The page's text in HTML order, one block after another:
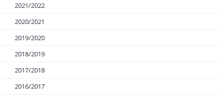
2021/2022
2020/2021
2019/2020
2018/2019
2017/2018
2016/2017